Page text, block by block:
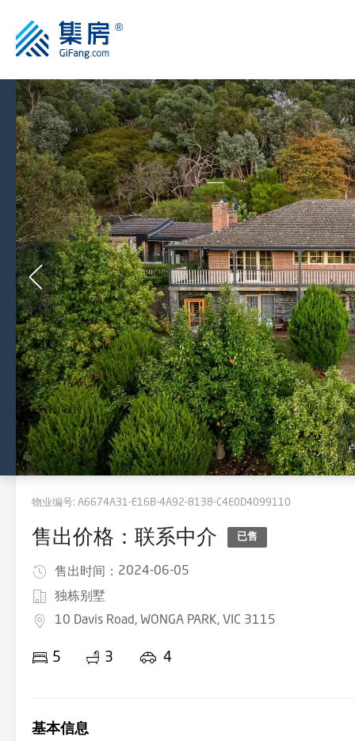
物业编号: A6674A31-E16B-4A92-8138-C4E0D4099110
售出价格：联系中介 已售
售出时间： 2024-06-05
独栋别墅
10 Davis Road, WONGA PARK, VIC 3115
5 3 4
基本信息